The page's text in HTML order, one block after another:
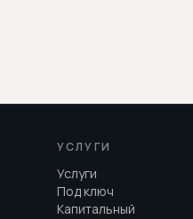
УСЛУГИ
Услуги
Под ключ
Капитальный